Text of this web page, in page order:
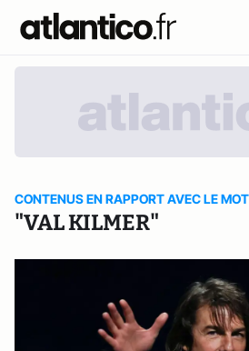
CONTENUS EN RAPPORT AVEC LE
"VAL KILMER"